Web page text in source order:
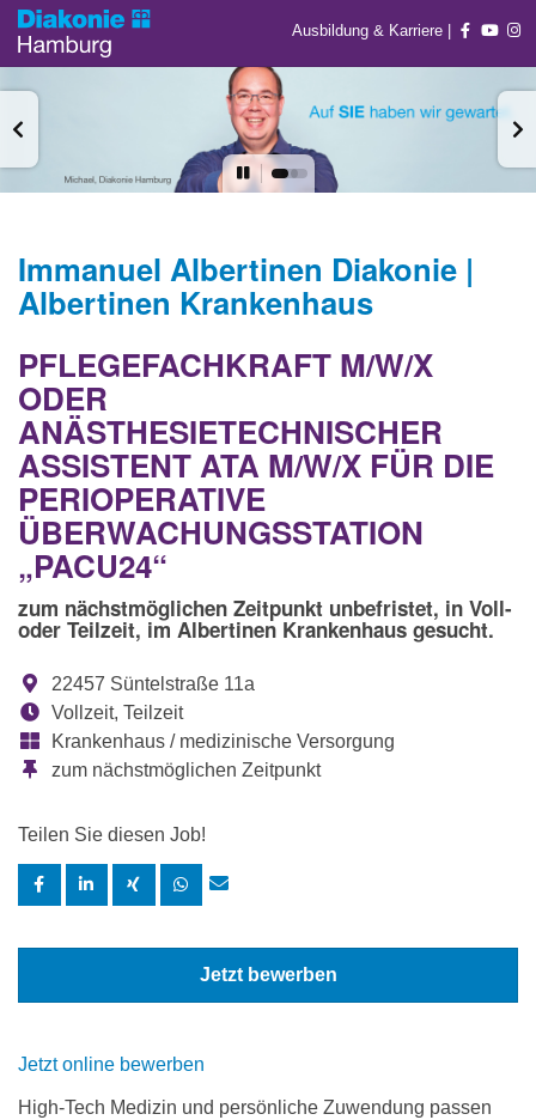
Ausbildung & Karriere |
Immanuel Albertinen Diakonie |
Albertinen Krankenhaus
PFLEGEFACHKRAFT M/W/X
ODER
ANÄSTHESIETECHNISCHER
ASSISTENT ATA M/W/X FÜR DIE
PERIOPERATIVE
ÜBERWACHUNGSSTATION
„PACU24“
zum nächstmöglichen Zeitpunkt unbefristet, in Voll-
oder Teilzeit, im Albertinen Krankenhaus gesucht.
22457 Süntelstraße 11a
Vollzeit, Teilzeit
Krankenhaus / medizinische Versorgung
zum nächstmöglichen Zeitpunkt
Teilen Sie diesen Job!
Jetzt bewerben
Jetzt online bewerben
High-Tech Medizin und persönliche Zuwendung passen